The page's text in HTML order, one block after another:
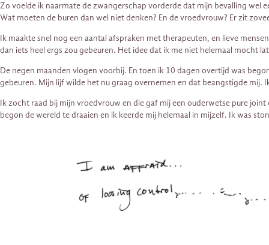
Zo voelde ik naarmate de zwangerschap vorderde dat mijn bevalling wel
Wat moeten de buren dan wel niet denken? En de vroedvrouw? Er zit
Ik maakte snel nog een aantal afspraken met therapeuten, en lieve
dan iets heel ergs zou gebeuren. Het idee dat ik me niet helemaal mocht
De negen maanden vlogen voorbij. En toen ik 10 dagen overtijd was
gebeuren. Mijn lijf wilde het nu graag overnemen en dat beangstigde
Ik zocht raad bij mijn vroedvrouw en die gaf mij een ouderwetse pure
begon de wereld te draaien en ik keerde mij helemaal in mijzelf. Ik was